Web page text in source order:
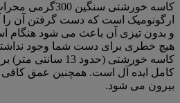
کاسه خورشتی
ارگونومیک است که دست گرفتن آن را
و بدون تیزی آن باعث می شود هنگام
هیچ خطری برای دست شما وجود
کاسه خورشتی (حدود
کامل ایده آل است. همچنین عمق کافی
بیرون می شود.